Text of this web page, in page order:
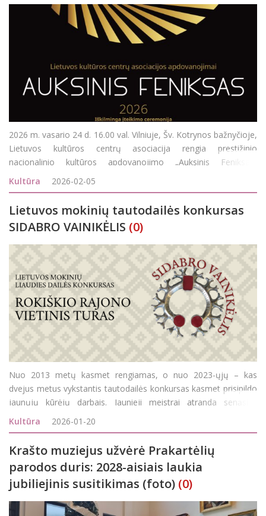
2026 m. vasario 24 d. 16.00 val. Vilniuje, Šv. Kotrynos bažnyčioje,
Lietuvos kultūros centrų asociacija rengia prestižinio
nacionalinio kultūros apdovanojimo „Auksinis Feniksas“
iškilmingą įteikimo ceremoniją. Tai vienas svarbiausių šalies
Kultūra 2026-02-05
Lietuvos mokinių tautodailės konkursas
SIDABRO VAINIKĖLIS (0)
Nuo 2013 metų kasmet rengiamas, o nuo 2023-ųjų – kas
dvejus metus vykstantis tautodailės konkursas kasmet prisipildo
jaunųjų kūrėjų darbais. Jaunieji meistrai atranda senąsias
lietuvių tautos meno tradicijas, amatus ir savo kūryba suteikia
Kultūra 2026-01-20
Krašto muziejus užvėrė Prakartėlių
parodos duris: 2028-aisiais laukia
jubiliejinis susitikimas (foto) (0)